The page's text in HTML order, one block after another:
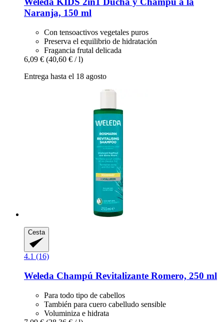
Naranja, 150 ml
Con tensoactivos vegetales puros
Preserva el equilibrio de hidratación
Fragancia frutal delicada
6,09 € (40,60 € / l)
Entrega hasta el 18 agosto
Cesta
4.1 (16)
Weleda Champú Revitalizante Romero, 250 ml
Para todo tipo de cabellos
También para cuero cabelludo sensible
Voluminiza e hidrata